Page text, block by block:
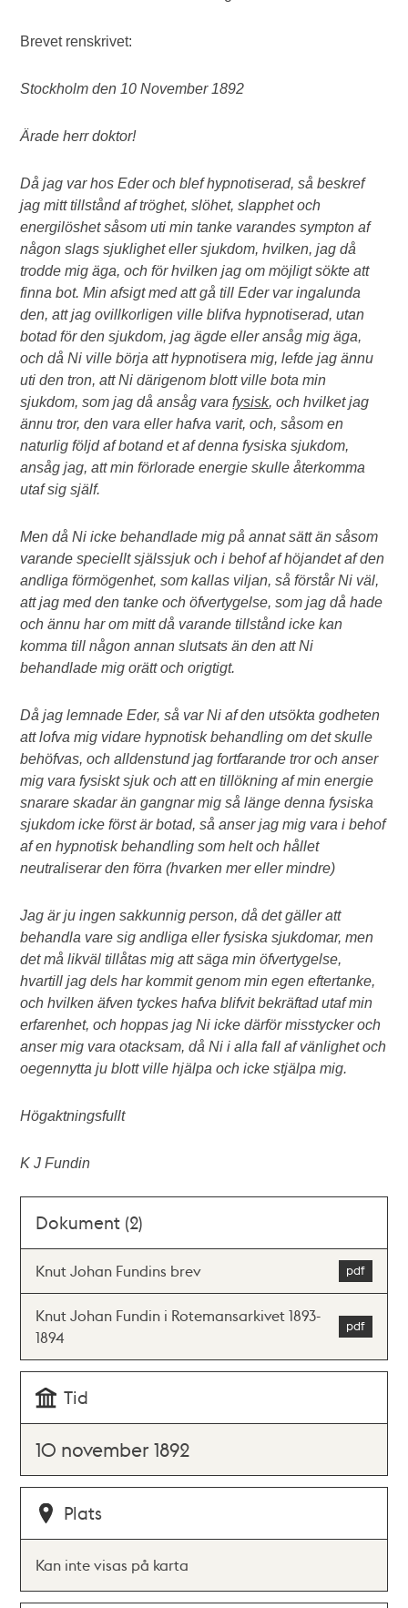
Brevet renskrivet:
Stockholm den 10 November 1892
Ärade herr doktor!
Då jag var hos Eder och blef hypnotiserad, så beskref
jag mitt tillstånd af tröghet, slöhet, slapphet och
energilöshet såsom uti min tanke varandes sympton af
någon slags sjuklighet eller sjukdom, hvilken, jag då
trodde mig äga, och för hvilken jag om möjligt sökte att
finna bot. Min afsigt med att gå till Eder var ingalunda
den, att jag ovillkorligen ville blifva hypnotiserad, utan
botad för den sjukdom, jag ägde eller ansåg mig äga,
och då Ni ville börja att hypnotisera mig, lefde jag ännu
uti den tron, att Ni därigenom blott ville bota min
sjukdom, som jag då ansåg varafysisk, och hvilket jag
ännu tror, den vara eller hafva varit, och, såsom en
naturlig följd af botand et af denna fysiska sjukdom,
ansåg jag, att min förlorade energie skulle återkomma
utaf sig själf.
Men då Ni icke behandlade mig på annat sätt än såsom
varande speciellt själssjuk och i behof af höjandet af den
andliga förmögenhet, som kallas viljan, så förstår Ni väl,
att jag med den tanke och öfvertygelse, som jag då hade
och ännu har om mitt då varande tillstånd icke kan
komma till någon annan slutsats än den att Ni
behandlade mig orätt och origtigt.
Då jag lemnade Eder, så var Ni af den utsökta godheten
att lofva mig vidare hypnotisk behandling om det skulle
behöfvas, och alldenstund jag fortfarande tror och anser
mig vara fysiskt sjuk och att en tillökning af min energie
snarare skadar än gangnar mig så länge denna fysiska
sjukdom icke först är botad, så anser jag mig vara i behof
af en hypnotisk behandling som helt och hållet
neutraliserar den förra (hvarken mer eller mindre)
Jag är ju ingen sakkunnig person, då det gäller att
behandla vare sig andliga eller fysiska sjukdomar, men
det må likväl tillåtas mig att säga min öfvertygelse,
hvartill jag dels har kommit genom min egen eftertanke,
och hvilken äfven tyckes hafva blifvit bekräftad utaf min
erfarenhet, och hoppas jag Ni icke därför misstycker och
anser mig vara otacksam, då Ni i alla fall af vänlighet och
oegennytta ju blott ville hjälpa och icke stjälpa mig.
Högaktningsfullt
K J Fundin
Dokument (2)
Knut Johan Fundins brev
Knut Johan Fundin i Rotemansarkivet 1893-
1894
Tid
10 november 1892
Plats
Kan inte visas på karta